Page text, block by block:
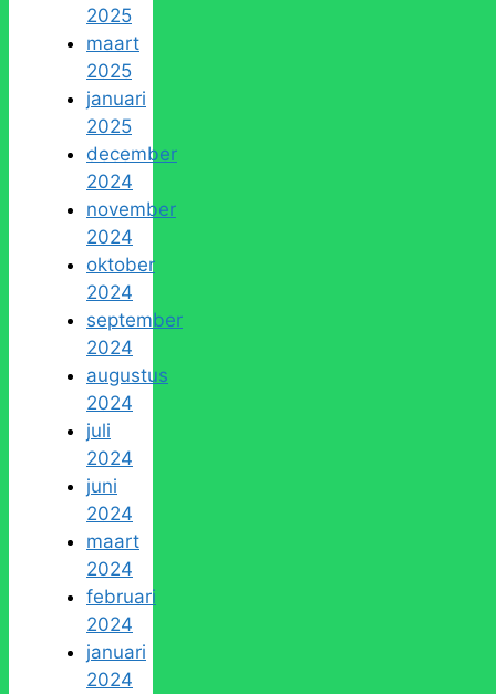
2025
maart
2025
januari
2025
december
2024
november
2024
oktober
2024
september
2024
augustus
2024
juli
2024
juni
2024
maart
2024
februari
2024
januari
2024